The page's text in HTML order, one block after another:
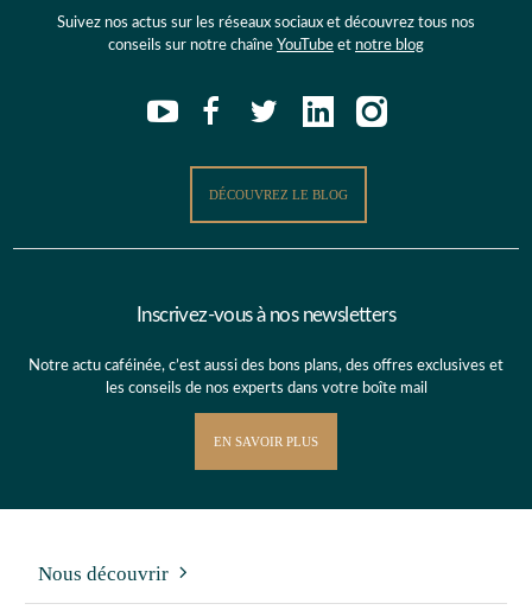
Suivez nos actus sur les réseaux sociaux et découvrez tous nos
conseils sur notre chaîne YouTube et notre blog
DÉCOUVREZ LE BLOG
Inscrivez-vous à nos newsletters
Notre actu caféinée, c’est aussi des bons plans, des offres exclusives et
les conseils de nos experts dans votre boîte mail
EN SAVOIR PLUS
Nous découvrir